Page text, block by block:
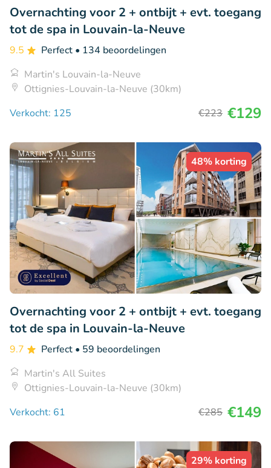
Overnachting voor 2 + ontbijt + evt. toegang
tot de spa in Louvain-la-Neuve
9.5 Perfect • 134 beoordelingen
Martin's Louvain-la-Neuve
Ottignies-Louvain-la-Neuve (30km)
Verkocht: 125
€223 €129
48% korting
Overnachting voor 2 + ontbijt + evt. toegang
tot de spa in Louvain-la-Neuve
9.7 Perfect • 59 beoordelingen
Martin's All Suites
Ottignies-Louvain-la-Neuve (30km)
Verkocht: 61
€285 €149
29% korting